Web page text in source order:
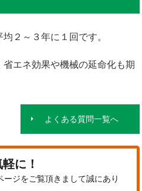
２～３年に１回です。
エネ効果や機械の延命化も期
よくある質問一覧へ
に！
ジをご覧頂きまして誠にあり